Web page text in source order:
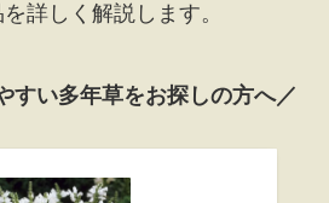
詳しく解説します。
すい多年草をお探しの方へ／